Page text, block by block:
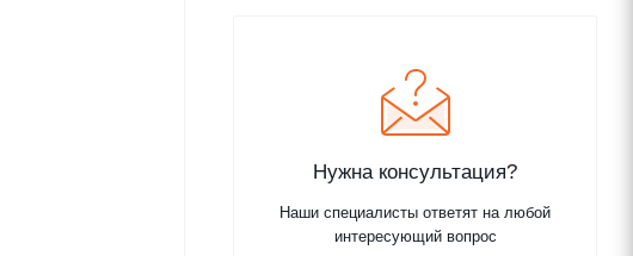
Нужна консультация?
Наши специалисты ответят на любой
интересующий вопрос